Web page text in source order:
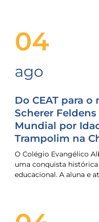
04
ago
Do CEAT para
Scherer
Mundial por
Trampolim na
O Colégio Evangélico
uma conquista
educacional. A aluna e